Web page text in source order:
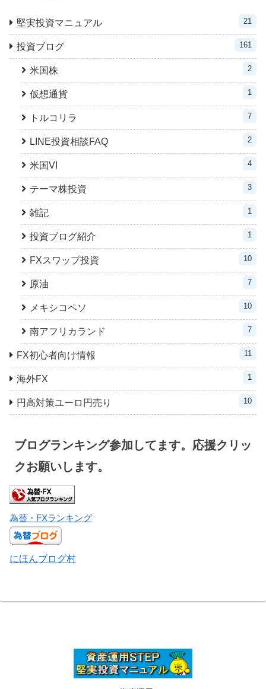
堅実投資マニュアル 21
投資ブログ 161
米国株 2
仮想通貨 1
トルコリラ 7
LINE投資相談FAQ 2
米国VI 4
テーマ株投資 3
雑記 1
投資ブログ紹介 1
FXスワップ投資 10
原油 7
メキシコペソ 10
南アフリカランド 7
FX初心者向け情報 11
海外FX 1
円高対策ユーロ円売り 10
ブログランキング参加してます。応援クリッ
クお願いします。
為替・FXランキング
にほんブログ村